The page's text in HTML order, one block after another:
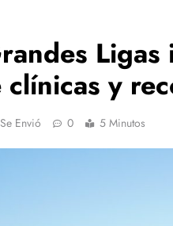
y
Envió 0 5 Minutos